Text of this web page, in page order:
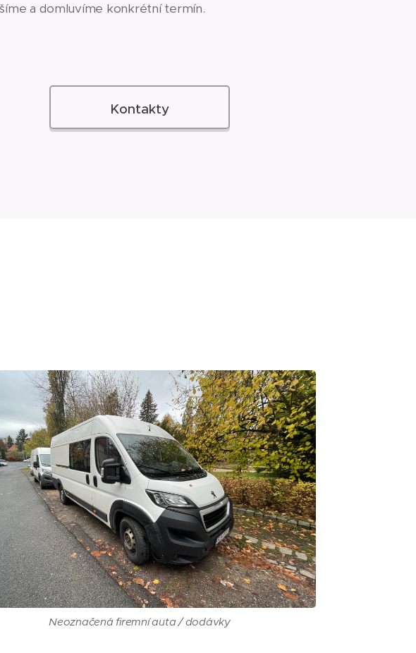
a domluvíme konkrétní termín.
Kontakty
Neoznačená firemní auta / dodávky